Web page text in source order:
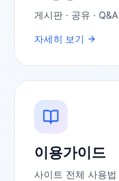
게시판 · 공유 · Q&A
자세히 보기
이용가이드
사이트 전체 사용법